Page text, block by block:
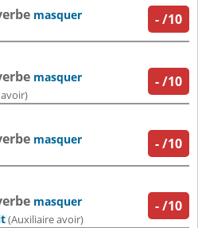
-/10
masquer
-/10
masquer
-/10
masquer
-/10
masquer
(Auxiliaire avoir)